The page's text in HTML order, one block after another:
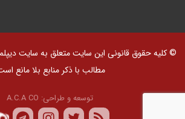
© کلیه حقوق قانونی این سایت متعلق به سایت
مطالب با ذکر منابع بلا مانع
توسعه و طراحی: A.C.A CO